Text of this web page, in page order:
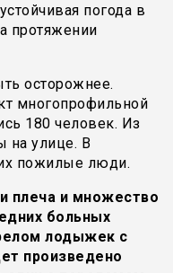
погода в
протяжении
осторожнее.
многопрофильной
180 человек. Из
на улице. В
пожилые люди.
плеча и множество
больных
лодыжек с
произведено